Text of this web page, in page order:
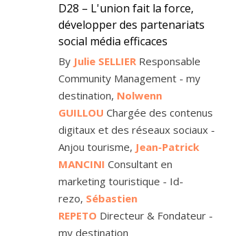
D28 – L'union fait la force,
développer des partenariats
social média efficaces
By Julie SELLIER Responsable
Community Management - my
destination, Nolwenn
GUILLOU Chargée des contenus
digitaux et des réseaux sociaux -
Anjou tourisme, Jean-Patrick
MANCINI Consultant en
marketing touristique - Id-
rezo, Sébastien
REPETO Directeur & Fondateur -
my destination